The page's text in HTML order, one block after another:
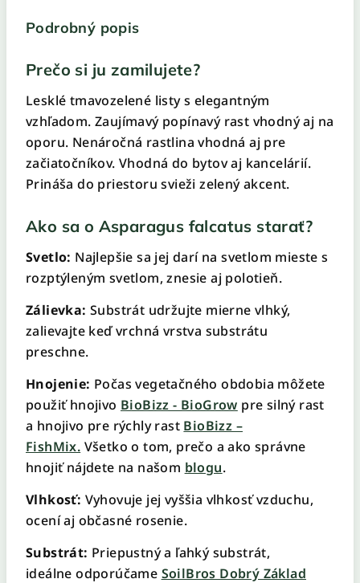
Podrobný popis
Prečo si ju zamilujete?
Lesklé tmavozelené listy s elegantným
vzhľadom. Zaujímavý popínavý rast vhodný aj na
oporu. Nenáročná rastlina vhodná aj pre
začiatočníkov. Vhodná do bytov aj kancelárií.
Prináša do priestoru svieži zelený akcent.
Ako sa o Asparagus falcatus starať?
Svetlo: Najlepšie sa jej darí na svetlom mieste s
rozptýleným svetlom, znesie aj polotieň.
Zálievka: Substrát udržujte mierne vlhký,
zalievajte keď vrchná vrstva substrátu
preschne.
Hnojenie: Počas vegetačného obdobia môžete
použiť hnojivo BioBizz - BioGrow pre silný rast
a hnojivo pre rýchly rast BioBizz –
FishMix. Všetko o tom, prečo a ako správne
hnojiť nájdete na našom blogu.
Vlhkosť: Vyhovuje jej vyššia vlhkosť vzduchu,
ocení aj občasné rosenie.
Substrát: Priepustný a ľahký substrát,
ideálne odporúčame SoilBros Dobrý Základ